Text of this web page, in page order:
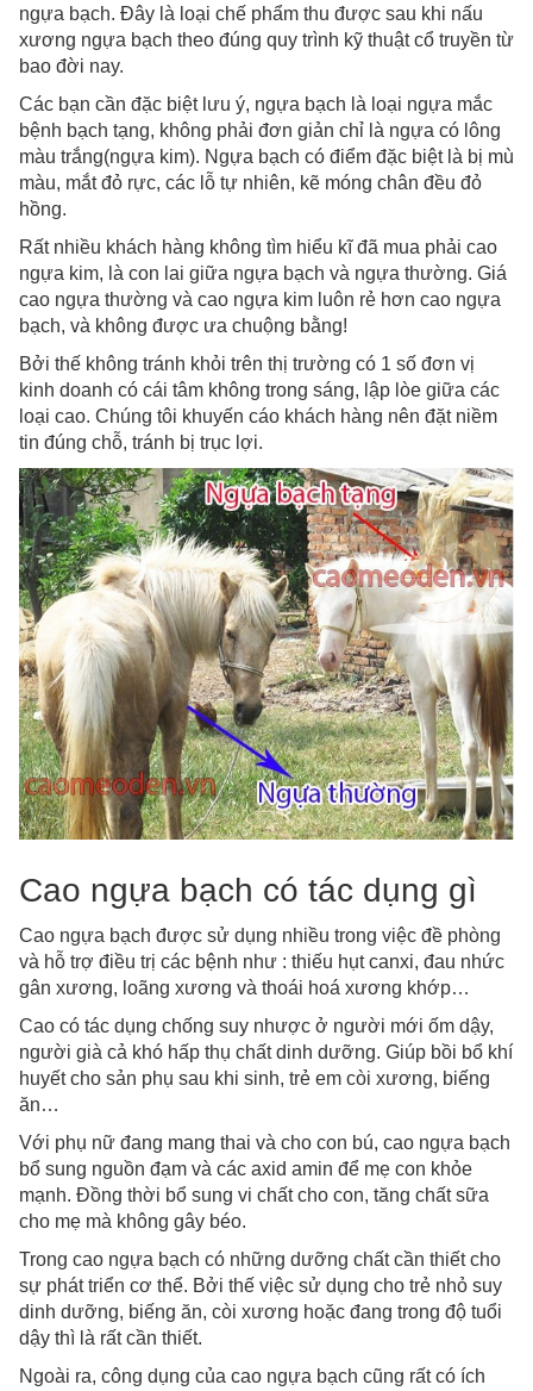
ngựa bạch. Đây là loại chế phẩm thu được sau khi nấu
xương ngựa bạch theo đúng quy trình kỹ thuật cổ truyền từ
bao đời nay.
Các bạn cần đặc biệt lưu ý, ngựa bạch là loại ngựa mắc
bệnh bạch tạng, không phải đơn giản chỉ là ngựa có lông
màu trắng(ngựa kim). Ngựa bạch có điểm đặc biệt là bị mù
màu, mắt đỏ rực, các lỗ tự nhiên, kẽ móng chân đều đỏ
hồng.
Rất nhiều khách hàng không tìm hiểu kĩ đã mua phải cao
ngựa kim, là con lai giữa ngựa bạch và ngựa thường. Giá
cao ngựa thường và cao ngựa kim luôn rẻ hơn cao ngựa
bạch, và không được ưa chuộng bằng!
Bởi thế không tránh khỏi trên thị trường có 1 số đơn vị
kinh doanh có cái tâm không trong sáng, lập lòe giữa các
loại cao. Chúng tôi khuyến cáo khách hàng nên đặt niềm
tin đúng chỗ, tránh bị trục lợi.
Cao ngựa bạch có tác dụng gì
Cao ngựa bạch được sử dụng nhiều trong việc đề phòng
và hỗ trợ điều trị các bệnh như : thiếu hụt canxi, đau nhức
gân xương, loãng xương và thoái hoá xương khớp…
Cao có tác dụng chống suy nhược ở người mới ốm dậy,
người già cả khó hấp thụ chất dinh dưỡng. Giúp bồi bổ khí
huyết cho sản phụ sau khi sinh, trẻ em còi xương, biếng
ăn…
Với phụ nữ đang mang thai và cho con bú, cao ngựa bạch
bổ sung nguồn đạm và các axid amin để mẹ con khỏe
mạnh. Đồng thời bổ sung vi chất cho con, tăng chất sữa
cho mẹ mà không gây béo.
Trong cao ngựa bạch có những dưỡng chất cần thiết cho
sự phát triển cơ thể. Bởi thế việc sử dụng cho trẻ nhỏ suy
dinh dưỡng, biếng ăn, còi xương hoặc đang trong độ tuổi
dậy thì là rất cần thiết.
Ngoài ra, công dụng của cao ngựa bạch cũng rất có ích